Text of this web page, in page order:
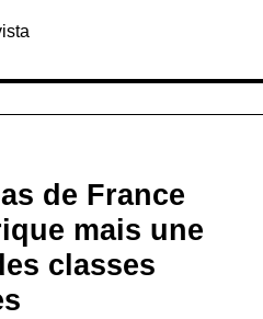
jeunes actifs, ... Ces
plongent de plus en
de France
mais une
classes